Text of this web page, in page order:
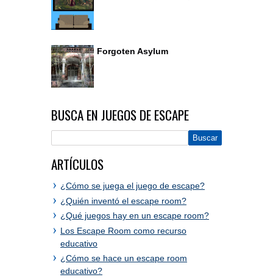
Forgoten Asylum
BUSCA EN JUEGOS DE ESCAPE
ARTÍCULOS
¿Cómo se juega el juego de escape?
¿Quién inventó el escape room?
¿Qué juegos hay en un escape room?
Los Escape Room como recurso
educativo
¿Cómo se hace un escape room
educativo?